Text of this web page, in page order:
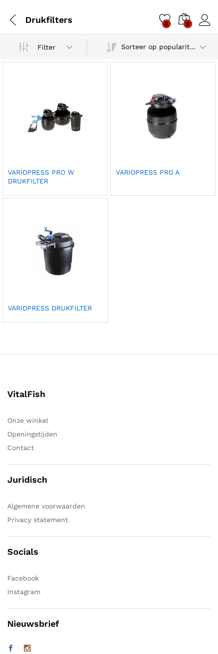
Drukfilters 0 0
Filter Sorteer op populariteit
VARIOPRESS PRO W
DRUKFILTER
VARIOPRESS PRO A
VARIOPRESS DRUKFILTER
VitalFish
Onze winkel
Openingstijden
Contact
Juridisch
Algemene voorwaarden
Privacy statement
Socials
Facebook
Instagram
Nieuwsbrief